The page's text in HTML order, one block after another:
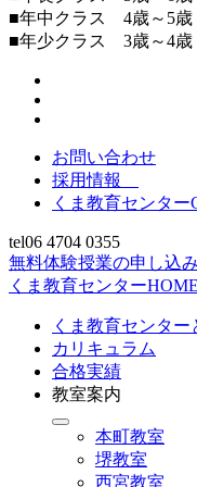
■年中クラス 4歳～5歳
■年少クラス 3歳～4歳
お問い合わせ
採用情報
くま教育センタ
tel06 4704 0355
無料体験授業の申し込み
くま教育センターHOME
くま教育センター
カリキュラム
合格実績
教室案内
本町教室
堺教室
西宮教室